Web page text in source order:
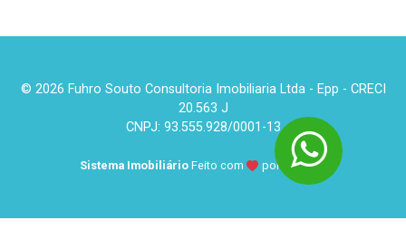
© 2026 Fuhro Souto Consultoria Imobiliaria Ltda - Epp - CRECI
20.563 J
CNPJ: 93.555.928/0001-13
Sistema Imobiliário Feito com por KUROLE